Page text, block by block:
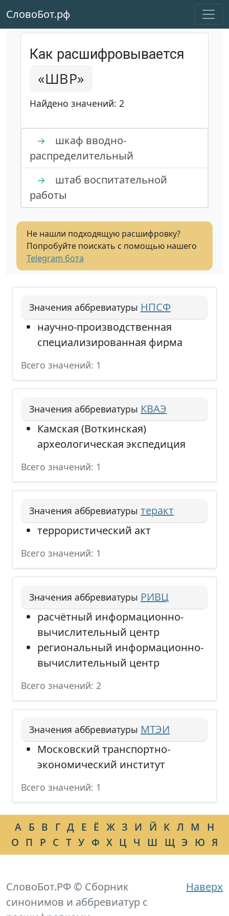
СловоБот.рф
Как расшифровывается
«ШВР»
Найдено значений: 2
→
шкаф вводно-
распределительный
→
штаб воспитательной
работы
Не нашли подходящую расшифровку?
Попробуйте поискать с помощью нашего
Telegram бота
Значения аббревиатуры НПСФ
научно-производственная
специализированная фирма
Всего значений: 1
Значения аббревиатуры КВАЭ
Камская (Воткинская)
археологическая экспедиция
Всего значений: 1
Значения аббревиатуры теракт
террористический акт
Всего значений: 1
Значения аббревиатуры РИВЦ
расчётный информационно-
вычислительный центр
региональный информационно-
вычислительный центр
Всего значений: 2
Значения аббревиатуры МТЭИ
Московский транспортно-
экономический институт
Всего значений: 1
А Б В Г Д Е Ё Ж З И Й К Л М
Н
О П Р С Т У Ф Х Ц Ч Ш Щ Э Ю Я
Наверх
СловоБот.РФ © Сборник
синонимов и аббревиатур с